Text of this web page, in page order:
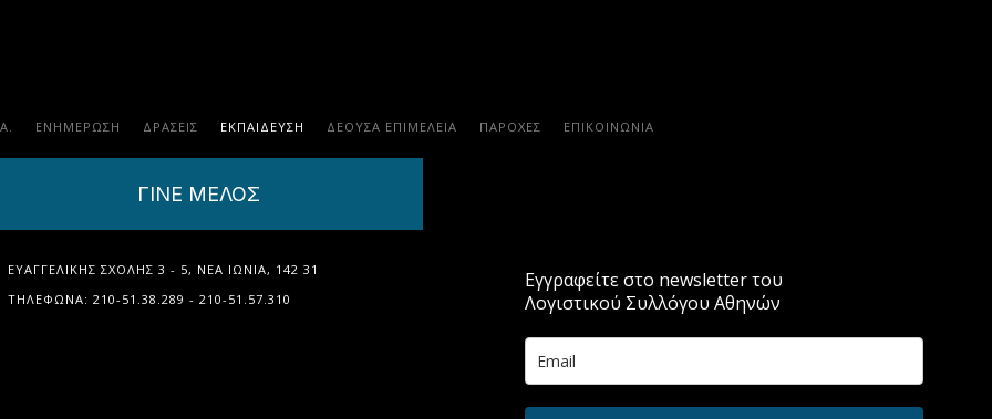
ΕΝΗΜΕΡΩΣΗ ΔΡΑΣΕΙΣ ΕΚΠΑΊΔΕΥΣΗ ΔΕΟΥΣΑ ΕΠΙΜΕΛΕΙΑ ΠΑΡΟΧΈΣ ΕΠΙΚΟΙΝΩΝΊΑ
ΓΙΝΕ ΜΕΛΟΣ
ΕΥΑΓΓΕΛΙΚΉΣ ΣΧΟΛΉΣ 3 - 5, ΝΈΑ ΙΩΝΊΑ, 142 31
ΤΗΛΈΦΩΝΑ: 210-51.38.289 - 210-51.57.310
Εγγραφείτε στο newsletter του
Λογιστικού Συλλόγου Αθηνών